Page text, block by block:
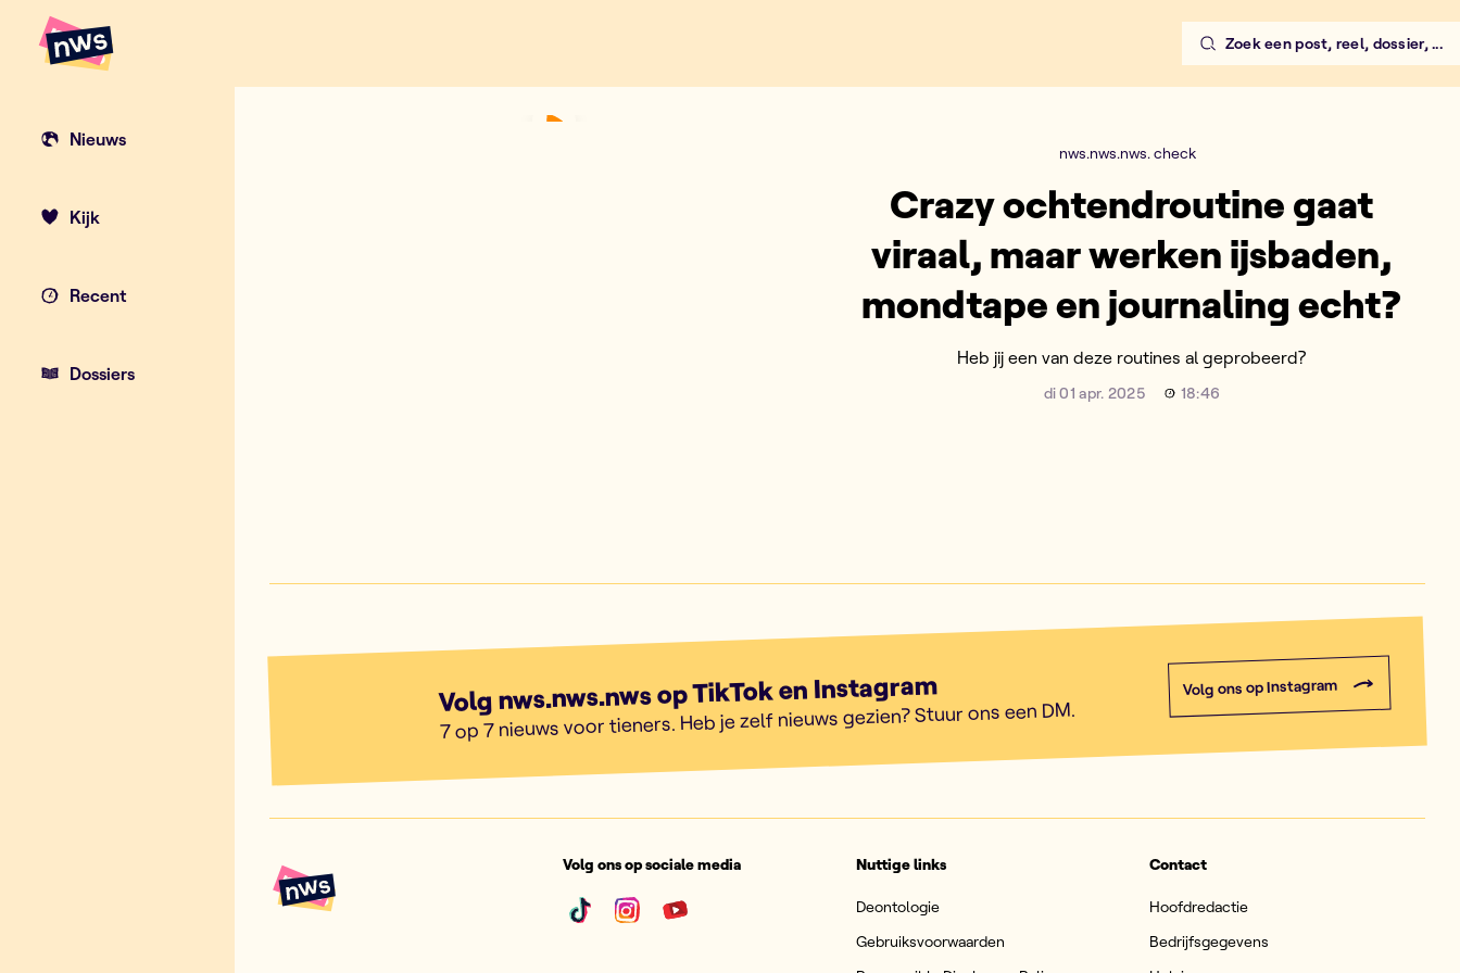
Zoek een post, reel, dossier, ...
Nieuws
Kijk
Recent
Dossiers
nws.nws.nws. check
Crazy ochtendroutine gaat
viraal, maar werken ijsbaden,
mondtape en journaling echt?
Heb jij een van deze routines al geprobeerd?
di 01 apr. 2025 18:46
Volg nws.nws.nws op TikTok en Instagram
7 op 7 nieuws voor tieners. Heb je zelf nieuws gezien? Stuur ons een DM.
Volg ons op Instagram
Volg ons op sociale media Nuttige links
Deontologie
Gebruiksvoorwaarden
Contact
Hoofdredactie
Bedrijfsgegevens